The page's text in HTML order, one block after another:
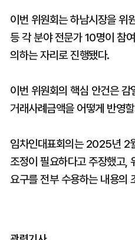
이번 위원회는 하남시장을 위
등 각 분야 전문가 10명이 참
의하는 자리로 진행됐다.
이번 위원회의 핵심 안건은
거래사례금액을 어떻게 반영
임차인대표회의는 2025년 2
조정이 필요하다고 주장했고,
요구를 전부 수용하는 내용의